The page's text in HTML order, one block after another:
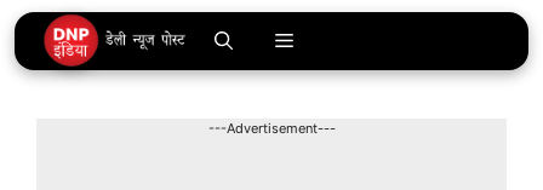
Skip
to
content
Menu
---Advertisement---